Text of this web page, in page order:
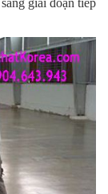
giai đoạn tiếp